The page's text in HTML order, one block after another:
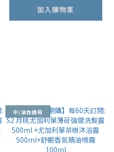
加入購物車
中/油性適用